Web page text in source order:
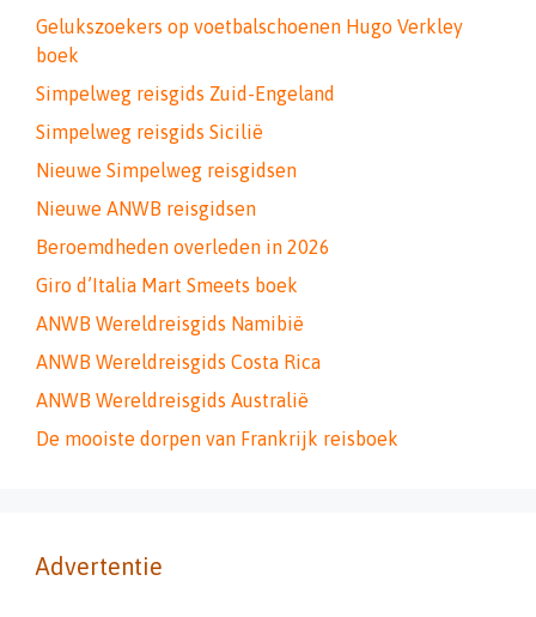
Gelukszoekers op voetbalschoenen Hugo Verkley
boek
Simpelweg reisgids Zuid-Engeland
Simpelweg reisgids Sicilië
Nieuwe Simpelweg reisgidsen
Nieuwe ANWB reisgidsen
Beroemdheden overleden in 2026
Giro d’Italia Mart Smeets boek
ANWB Wereldreisgids Namibië
ANWB Wereldreisgids Costa Rica
ANWB Wereldreisgids Australië
De mooiste dorpen van Frankrijk reisboek
Advertentie